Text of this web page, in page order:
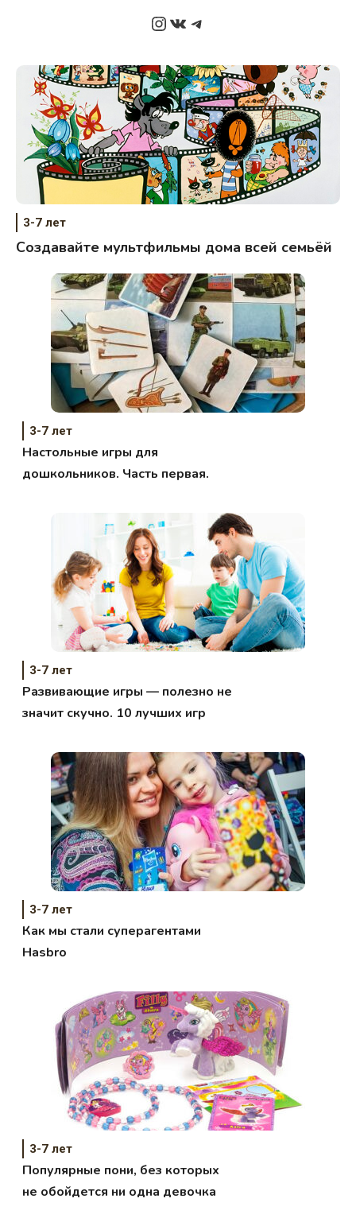
Instagram
ВКонтакте
Telegram
3-7 лет
Создавайте мультфильмы дома всей семьёй
3-7 лет
Настольные игры для
дошкольников. Часть первая.
3-7 лет
Развивающие игры — полезно не
значит скучно. 10 лучших игр
3-7 лет
Как мы стали суперагентами
Hasbro
3-7 лет
Популярные пони, без которых
не обойдется ни одна девочка